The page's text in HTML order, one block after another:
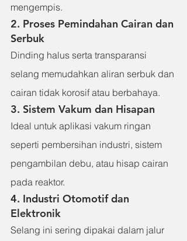
mengempis.
2. Proses Pemindahan Cairan dan
Serbuk
Dinding halus serta transparansi
selang memudahkan aliran serbuk dan
cairan tidak korosif atau berbahaya.
3. Sistem Vakum dan Hisapan
Ideal untuk aplikasi vakum ringan
seperti pembersihan industri, sistem
pengambilan debu, atau hisap cairan
pada reaktor.
4. Industri Otomotif dan
Elektronik
Selang ini sering dipakai dalam jalur